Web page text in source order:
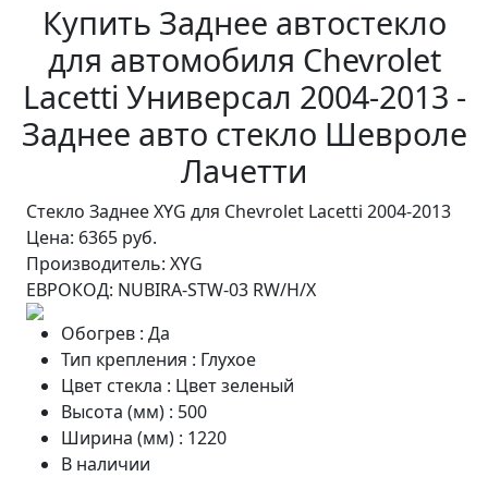
Купить Заднее автостекло
для автомобиля Chevrolet
Lacetti Универсал 2004-2013 -
Заднее авто стекло Шевроле
Лачетти
Стекло Заднее XYG для Chevrolet Lacetti 2004-2013
Цена: 6365 руб.
Производитель: XYG
ЕВРОКОД: NUBIRA-STW-03 RW/H/X
Обогрев : Да
Тип крепления : Глухое
Цвет стекла : Цвет зеленый
Высота (мм) : 500
Ширина (мм) : 1220
В наличии